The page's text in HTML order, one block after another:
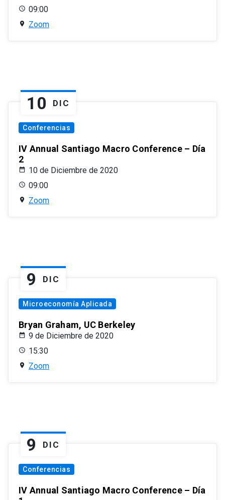
09:00
Zoom
10 DIC
Conferencias
IV Annual Santiago Macro Conference – Día
2
10 de Diciembre de 2020
09:00
Zoom
9 DIC
Microeconomía Aplicada
Bryan Graham, UC Berkeley
9 de Diciembre de 2020
15:30
Zoom
9 DIC
Conferencias
IV Annual Santiago Macro Conference – Día